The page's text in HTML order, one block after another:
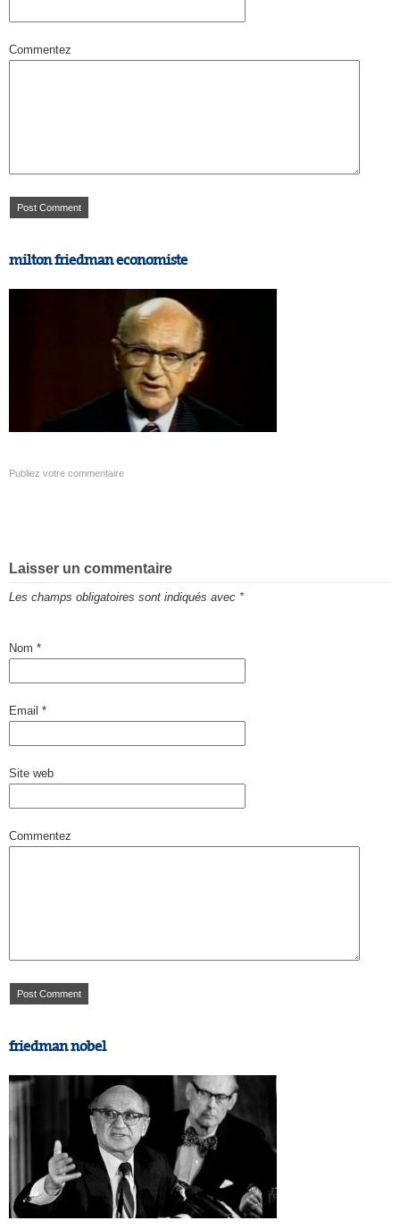
Commentez
milton friedman economiste
Publiez votre commentaire
Laisser un commentaire
Les champs obligatoires sont indiqués avec *
Nom *
Email *
Site web
Commentez
friedman nobel